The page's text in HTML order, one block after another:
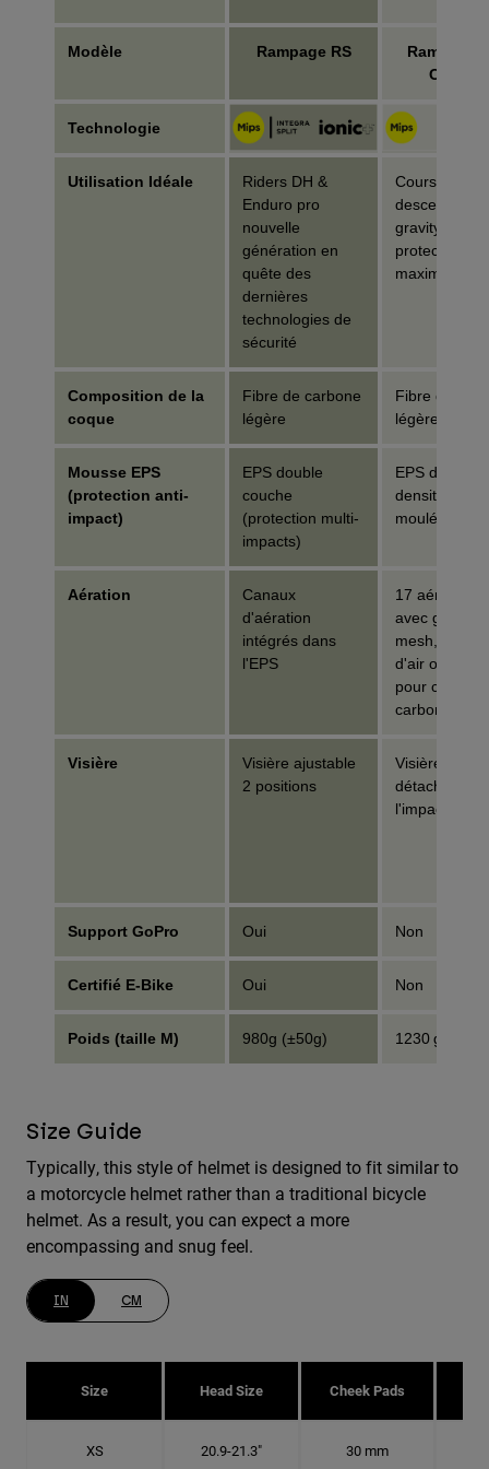
Modèle Rampage RS
Rampage
Carbon
Technologie
Utilisation Idéale
Riders DH &
Enduro pro
nouvelle
génération en
quête des
dernières
technologies de
sécurité
Course de
descente et
gravity ;
protection
maximale
Composition de la
coque
Fibre de carbone
légère
Fibre de
légère
Mousse EPS
(protection anti-
impact)
EPS double
couche
(protection multi-
impacts)
EPS double
densité
moulé
Aération
Canaux
d'aération
intégrés dans
l'EPS
17 aérations
avec grilles
mesh,
d'air
pour
carbone
Visière
Visière ajustable
2 positions
Visière fixe «
détachable »
l'impact
Support GoPro Oui Non
Certifié E-Bike Oui Non
Poids (taille M) 980g (±50g) 1230 g (±50
Size Guide
Typically, this style of helmet is designed to fit similar to
a motorcycle helmet rather than a traditional bicycle
helmet. As a result, you can expect a more
encompassing and snug feel.
IN CM
Size Head Size Cheek Pads
XS 20.9-21.3" 30 mm